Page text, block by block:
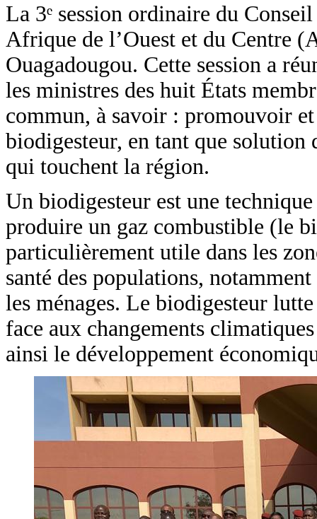
La 3ᵉ session ordinaire du
Afrique de l’Ouest et du Centre
Ouagadougou. Cette session a
les ministres des huit États
commun, à savoir : promouvoir
biodigesteur, en tant que solution
qui touchent la région.
Un biodigesteur est une
produire un gaz combustible (le
particulièrement utile dans les
santé des populations,
les ménages. Le biodigesteur
face aux changements
ainsi le développement